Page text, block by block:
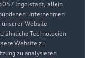
Ingolstadt, allein
Unternehmen
Website
ähnliche Technologien
Website zu
zu analysieren